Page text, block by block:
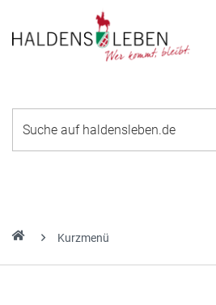
Kurzmenü